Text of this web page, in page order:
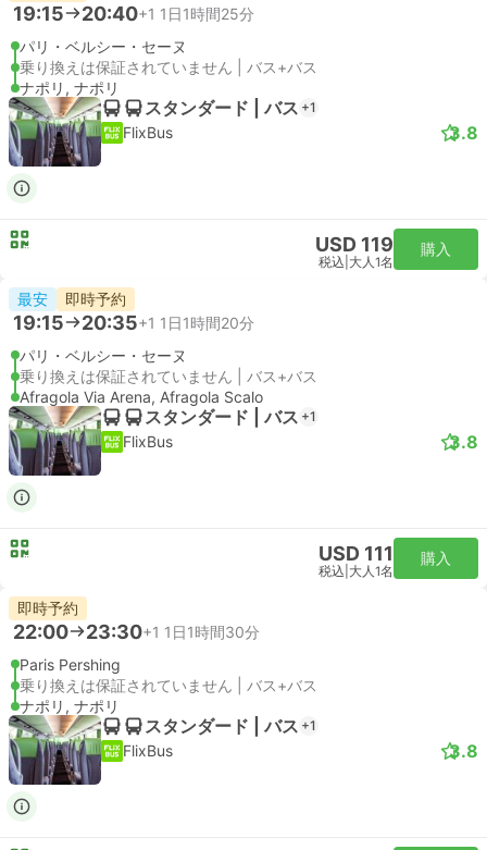
19:15 20:40+1 1日1時間25分
パリ・ベルシー・セーヌ
乗り換えは保証されていません | バス+バス
ナポリ, ナポリ
スタンダード | バス +1
FlixBus 3.8
USD 119
税込 大人1名
購入
最安 即時予約
19:15 20:35+1 1日1時間20分
パリ・ベルシー・セーヌ
乗り換えは保証されていません | バス+バス
Afragola Via Arena, Afragola Scalo
スタンダード | バス +1
FlixBus 3.8
USD 111
税込 大人1名
購入
即時予約
22:00 23:30+1 1日1時間30分
Paris Pershing
乗り換えは保証されていません | バス+バス
ナポリ, ナポリ
スタンダード | バス +1
FlixBus 3.8